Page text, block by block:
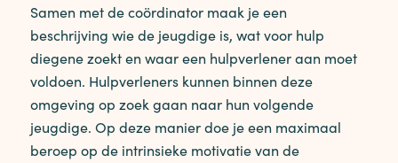
Samen met de coördinator maak je een
beschrijving wie de jeugdige is, wat voor hulp
diegene zoekt en waar een hulpverlener aan moet
voldoen. Hulpverleners kunnen binnen deze
omgeving op zoek gaan naar hun volgende
jeugdige. Op deze manier doe je een maximaal
beroep op de intrinsieke motivatie van de